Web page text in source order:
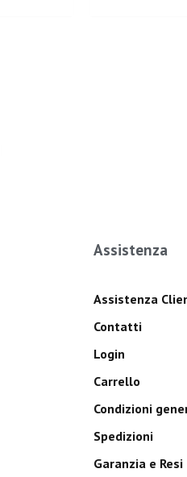
Assistenza
Assistenza
Contatti
Login
Carrello
Condizioni
Spedizioni
Garanzia e Resi